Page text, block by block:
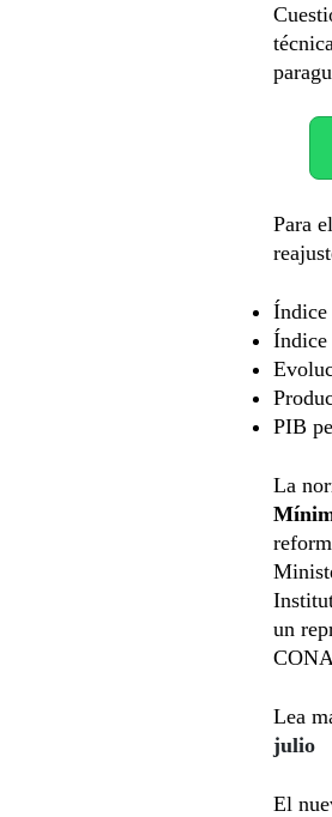
Para
Índice
Índice
PIB
La
un
Lea
julio
El